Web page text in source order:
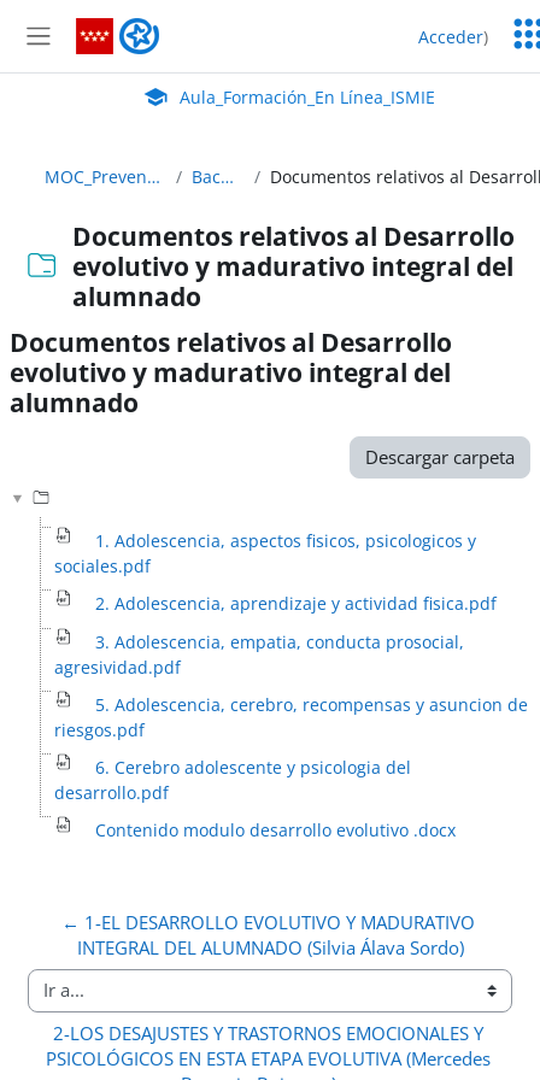
Panel lateral
Aula_Formación_En Línea_ISMIE Acceder)
Aula Virtual de EducaMadrid:
Aula_Formación_En Línea_ISMIE
MOC_Prevencion_22_23 ABIERTO Bachillerato y FP
Documentos relativos al Desarrollo
evolutivo y madurativo integral del
alumnado
Documentos relativos al Desarrollo
evolutivo y madurativo integral del
alumnado
Descargar carpeta
1. Adolescencia, aspectos fisicos, psicologicos y
sociales.pdf
2. Adolescencia, aprendizaje y actividad fisica.pdf
3. Adolescencia, empatia, conducta prosocial,
agresividad.pdf
5. Adolescencia, cerebro, recompensas y asuncion de
riesgos.pdf
6. Cerebro adolescente y psicologia del
desarrollo.pdf
Contenido modulo desarrollo evolutivo .docx
← 1-EL DESARROLLO EVOLUTIVO Y MADURATIVO
INTEGRAL DEL ALUMNADO (Silvia Álava Sordo)
Ir a...
2-LOS DESAJUSTES Y TRASTORNOS EMOCIONALES Y
PSICOLÓGICOS EN ESTA ETAPA EVOLUTIVA (Mercedes